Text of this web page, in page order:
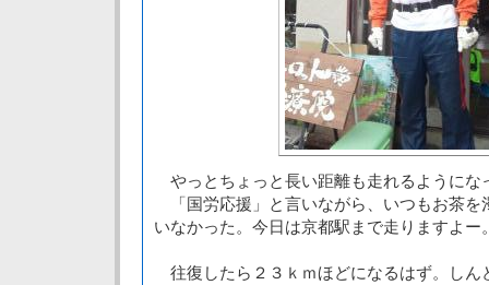
やっとちょっと長い距離も走れるようにな
「国労応援」と言いながら、いつもお茶を
いなかった。今日は京都駅まで走りますよー
往復したら２３ｋｍほどになるはず。しん